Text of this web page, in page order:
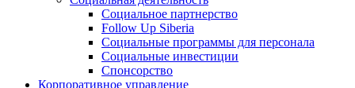
Социальное партнерство
Follow Up Siberia
Социальные программы для персонала
Социальные инвестиции
Спонсорство
Корпоративное управление